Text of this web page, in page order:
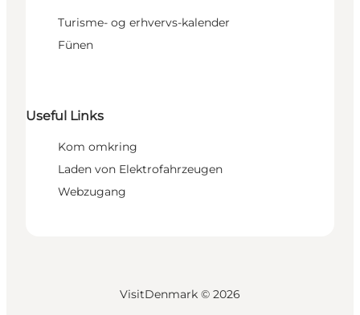
Turisme- og erhvervs-kalender
Fünen
Useful Links
Kom omkring
Laden von Elektrofahrzeugen
Webzugang
VisitDenmark © 2026